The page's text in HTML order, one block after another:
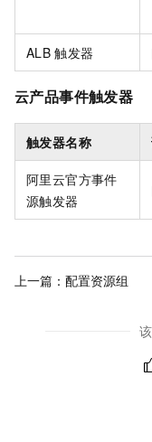
ALB 触发器
云产品事件触发器
触发器名称
阿里云官方事件
源触发器
上一篇： 配置资源组